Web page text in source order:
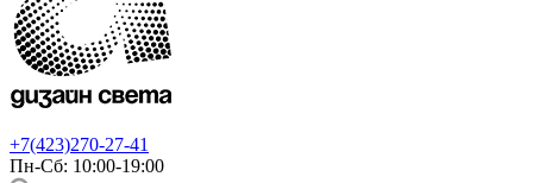
+7(423)270-27-41
Пн-Сб: 10:00-19:00